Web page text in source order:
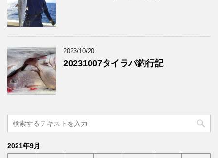
2023/10/20
20231007タイラバ釣行記
2021年9月